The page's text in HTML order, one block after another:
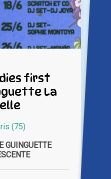
first
La
(75)
GUINGUETTE